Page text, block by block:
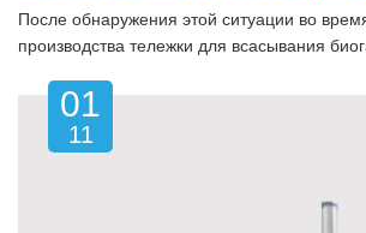
После обнаружения этой ситуации во
производства тележки для всасывания
01
11